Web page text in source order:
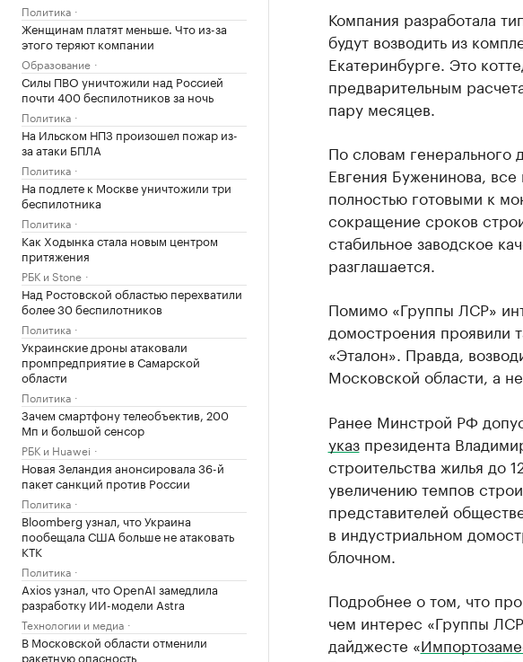
Политика
Женщинам платят меньше. Что из-за
этого теряют компании
Образование
Силы ПВО уничтожили над Россией
почти 400 беспилотников за ночь
Политика
На Ильском НПЗ произошел пожар из-
за атаки БПЛА
Политика
На подлете к Москве уничтожили три
беспилотника
Политика
Как Ходынка стала новым центром
притяжения
РБК и Stone
Над Ростовской областью перехватили
более 30 беспилотников
Политика
Украинские дроны атаковали
промпредприятие в Самарской
области
Политика
Зачем смартфону телеобъектив, 200
Мп и большой сенсор
РБК и Huawei
Новая Зеландия анонсировала 36-й
пакет санкций против России
Политика
Bloomberg узнал, что Украина
пообещала США больше не атаковать
КТК
Политика
Axios узнал, что OpenAI замедлила
разработку ИИ-модели Astra
Технологии и медиа
В Московской области отменили
ракетную опасность
Компания разработала
будут возводить из
Екатеринбурге. Это
предварительным
пару месяцев.
По словам генерального
Евгения Буженинова,
полностью готовыми к
сокращение сроков
стабильное заводское
разглашается.
Помимо «Группы ЛСР»
домостроения проявили
«Эталон». Правда,
Московской области, а
Ранее Минстрой РФ
указпрезидента
строительства жилья до
увеличению темпов
представителей
в индустриальном
блочном.
Подробнее о том, что
чем интерес «Группы
дайджесте «